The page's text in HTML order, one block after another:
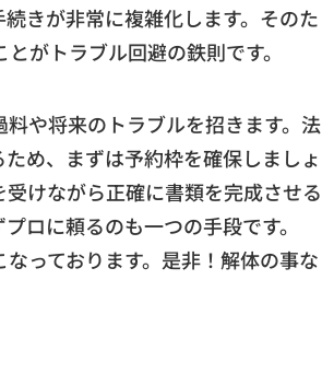
きが非常に複雑化します。そのた
がトラブル回避の鉄則です。
や将来のトラブルを招きます。法
め、まずは予約枠を確保しましょ
けながら正確に書類を完成させる
ロに頼るのも一つの手段です。
っております。是非！解体の事な